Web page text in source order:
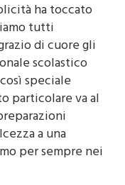
, dirigente della
ha toccato
tutti
di cuore gli
scolastico
speciale
va al
a una
per sempre nei